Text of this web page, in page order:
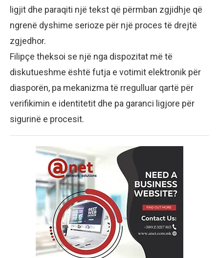
ligjit dhe paraqiti një tekst që përmban zgjidhje që
ngrenë dyshime serioze për një proces të drejtë
zgjedhor.
Filipçe theksoi se një nga dispozitat më të
diskutueshme është futja e votimit elektronik për
diasporën, pa mekanizma të rregulluar qartë për
verifikimin e identitetit dhe pa garanci ligjore për
sigurinë e procesit.